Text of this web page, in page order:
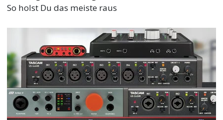
So holst Du das meiste raus